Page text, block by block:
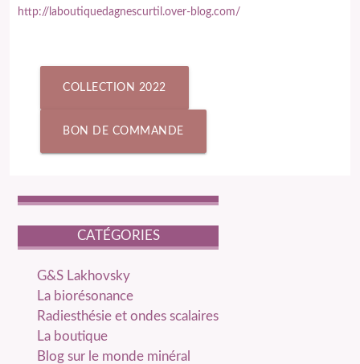
http://laboutiquedagnescurtil.over-blog.com/
COLLECTION 2022
BON DE COMMANDE
CATÉGORIES
catégories
G&S Lakhovsky
La biorésonance
Radiesthésie et ondes scalaires
La boutique
Blog sur le monde minéral